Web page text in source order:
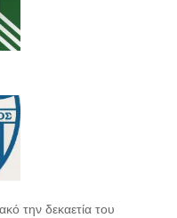
την δεκαετία του